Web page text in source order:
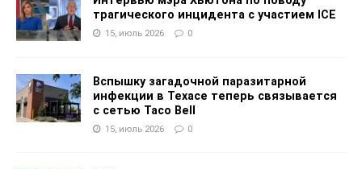
трагического инцидента с участием ICE
15, июль 2026 0
Вспышку загадочной паразитарной
инфекции в Техасе теперь связывается
с сетью Taco Bell
15, июль 2026 0